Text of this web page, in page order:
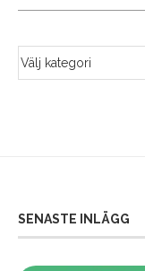
SENASTE INLÄGG